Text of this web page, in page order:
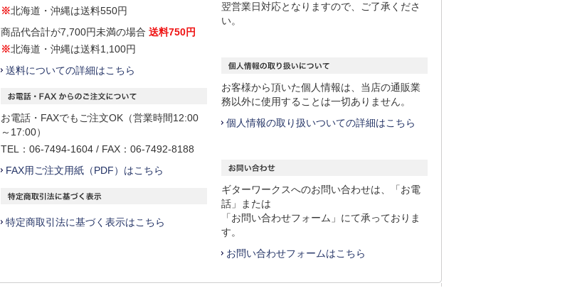
※北海道・沖縄は送料550円
商品代合計が7,700円未満の場合 送料750円
※北海道・沖縄は送料1,100円
送料についての詳細はこちら
お電話・FAXでもご注文OK（営業時間12:00
～17:00）
TEL：06-7494-1604 / FAX：06-7492-8188
FAX用ご注文用紙（PDF）はこちら
特定商取引法に基づく表示はこちら
翌営業日対応となりますので、ご了承くださ
い。
お客様から頂いた個人情報は、当店の通販業
務以外に使用することは一切ありません。
個人情報の取り扱いついての詳細はこちら
ギターワークスへのお問い合わせは、「お電
話」または
「お問い合わせフォーム」にて承っておりま
す。
お問い合わせフォームはこちら